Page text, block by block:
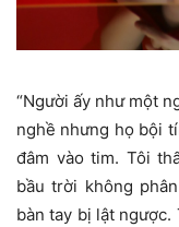
“Người ấy như một
nghề nhưng họ bội
đâm vào tim. Tôi
bầu trời không
bàn tay bị lật ngược.